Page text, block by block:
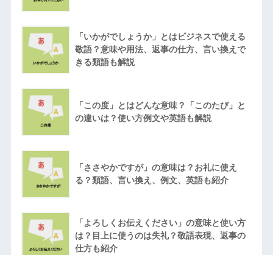
「いかがでしょうか」とはビジネスで使える
敬語？意味や用法、返事の仕方、言い換えで
きる類語も解説
「この度」とはどんな意味？「このたび」と
の違いは？使い方例文や英語も解説
「ささやかですが」の意味は？お礼に使え
る？類語、言い換え、例文、英語も紹介
「よろしくお伝えください」の意味と使い方
は？目上に使うのは失礼？敬語表現、返事の
仕方も紹介